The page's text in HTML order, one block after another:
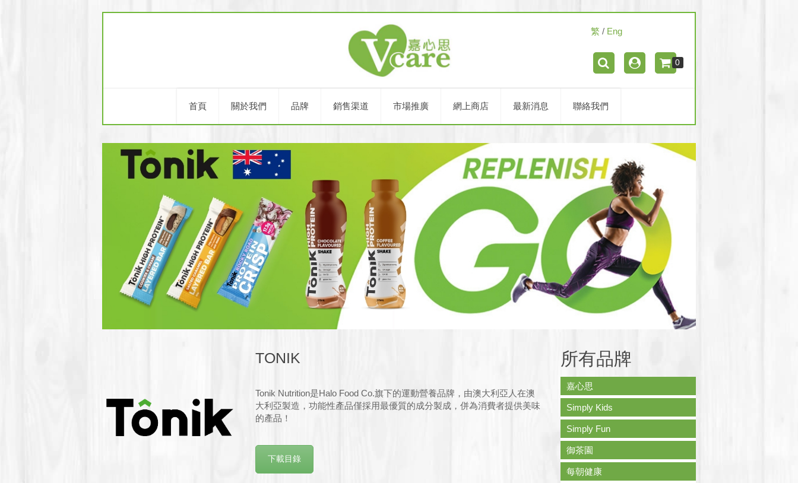
0
首頁 關於我們 品牌 銷售渠道 市場推廣 網上商店 最新消息 聯絡我們
繁 / Eng
TONIK
Tonik Nutrition是Halo Food Co.旗下的運動營養品牌，由澳大利亞人在澳
大利亞製造，功能性產品僅採用最優質的成分製成，併為消費者提供美味
的產品！
下載目錄
所有品牌
嘉心思
Simply Kids
Simply Fun
御茶園
每朝健康